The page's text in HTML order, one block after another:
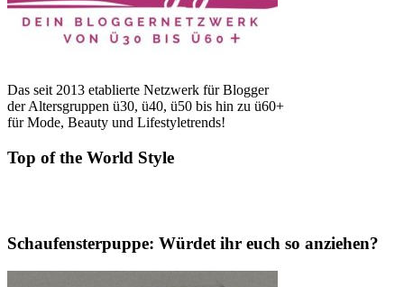
Das seit 2013 etablierte Netzwerk für Blogger
der Altersgruppen ü30, ü40, ü50 bis hin zu ü60+
für Mode, Beauty und Lifestyletrends!
Top of the World Style
Schaufensterpuppe: Würdet ihr euch so anziehen?